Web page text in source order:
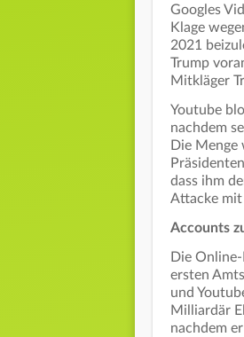
Googles
Klage
2021
Trump
Mitkläger
Youtube
nachdem
Die Menge
dass ihm
Attacke mit
Accounts
Die
ersten
und
Milliardär
nachdem